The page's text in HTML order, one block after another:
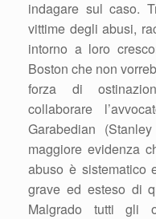
indagare sul caso.
vittime degli abusi,
intorno a loro
Boston che non
forza di
collaborare
Garabedian
maggiore evidenza
abuso è sistematico
grave ed esteso di
Malgrado tutti gli